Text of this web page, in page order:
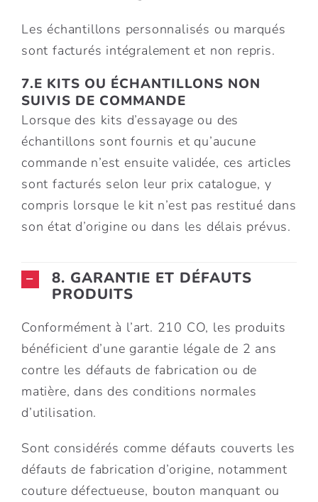
Les échantillons personnalisés ou marqués
sont facturés intégralement et non repris.
7.E KITS OU ÉCHANTILLONS NON
SUIVIS DE COMMANDE
Lorsque des kits d’essayage ou des
échantillons sont fournis et qu’aucune
commande n’est ensuite validée, ces articles
sont facturés selon leur prix catalogue, y
compris lorsque le kit n’est pas restitué dans
son état d’origine ou dans les délais prévus.
8. GARANTIE ET DÉFAUTS
PRODUITS
Conformément à l’art. 210 CO, les produits
bénéficient d’une garantie légale de 2 ans
contre les défauts de fabrication ou de
matière, dans des conditions normales
d’utilisation.
Sont considérés comme défauts couverts les
défauts de fabrication d’origine, notamment
couture défectueuse, bouton manquant ou